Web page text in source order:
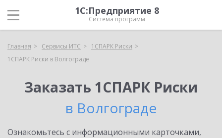
1С:Предприятие 8
Система программ
Главная Сервисы ИТС
1СПАРК Риски
1СПАРК Риски в Волгограде
Заказать 1СПАРК Риски
в Волгограде
Ознакомьтесь с информационными карточками,